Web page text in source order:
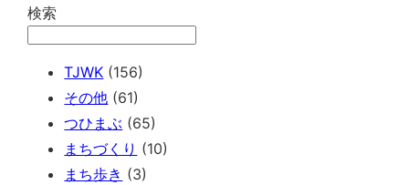
検索
TJWK (156)
その他 (61)
つひまぶ (65)
まちづくり (10)
まち歩き (3)